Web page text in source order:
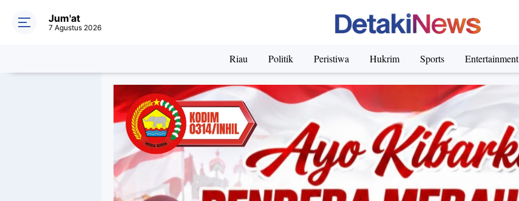
Jum'at
7 Agustus 2026
Riau Politik Peristiwa Hukrim Sports Entertainment